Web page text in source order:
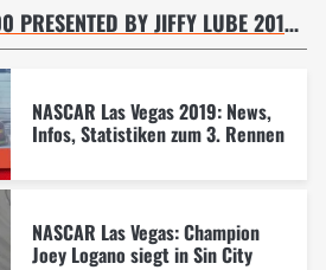
NASCAR PENNZOIL 400 PRESENTED BY JIFFY LUBE 2019 - RENNEN
NASCAR Las Vegas 2019: News,
Infos, Statistiken zum 3. Rennen
NASCAR Las Vegas: Champion
Joey Logano siegt in Sin City